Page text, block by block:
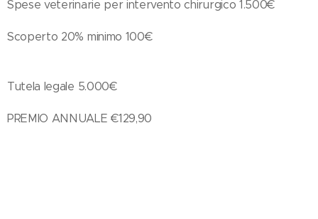
Spese veterinarie per intervento chirurgico 1.500€
Scoperto 20% minimo 100€
Tutela legale 5.000€
PREMIO ANNUALE €129,90